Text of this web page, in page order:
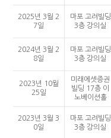
2025년 3월 2
7일
마포 고려빌딩
3층 강의실
2024년 3월 2
8일
마포 고려빌딩
3층 강의실
2023년 10월
25일
미래에셋증권
빌딩 17층 이
노베이션홀
2023년 3월 3
0일
마포 고려빌딩
3층 강의실